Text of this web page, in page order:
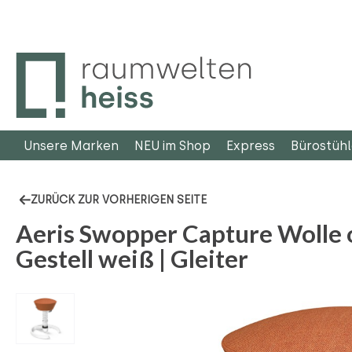
Unsere Marken NEU im Shop Express
ZURÜCK ZUR VORHERIGEN SEITE
Aeris Swopper Capture
Gestell weiß | Gleiter
Bildergalerie überspringen